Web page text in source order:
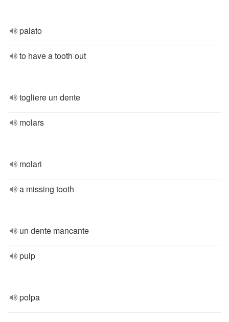
palato
to have a tooth out
togliere un dente
molars
molari
a missing tooth
un dente mancante
pulp
polpa